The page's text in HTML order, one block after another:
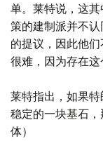
单。莱特说，这
策的建制派并不
的提议，因此他
很难，因为存在
莱特指出，如果
稳定的一块基石
体）